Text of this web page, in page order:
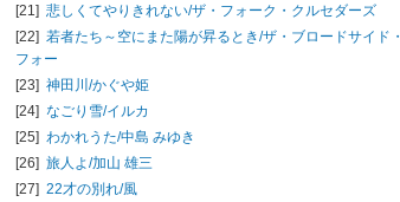
[21] 悲しくてやりきれない/ザ・フォーク・クルセダーズ
[22] 若者たち～空にまた陽が昇るとき/ザ・ブロードサイド・
フォー
[23] 神田川/かぐや姫
[24] なごり雪/イルカ
[25] わかれうた/中島 みゆき
[26] 旅人よ/加山 雄三
[27] 22才の別れ/風